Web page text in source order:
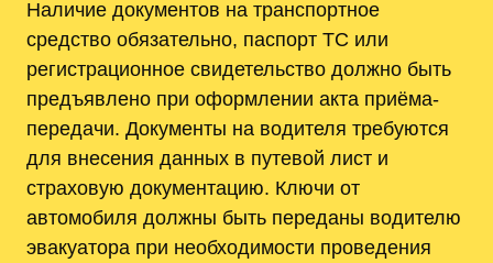
Наличие документов на транспортное
средство обязательно, паспорт ТС или
регистрационное свидетельство должно быть
предъявлено при оформлении акта приёма-
передачи. Документы на водителя требуются
для внесения данных в путевой лист и
страховую документацию. Ключи от
автомобиля должны быть переданы водителю
эвакуатора при необходимости проведения